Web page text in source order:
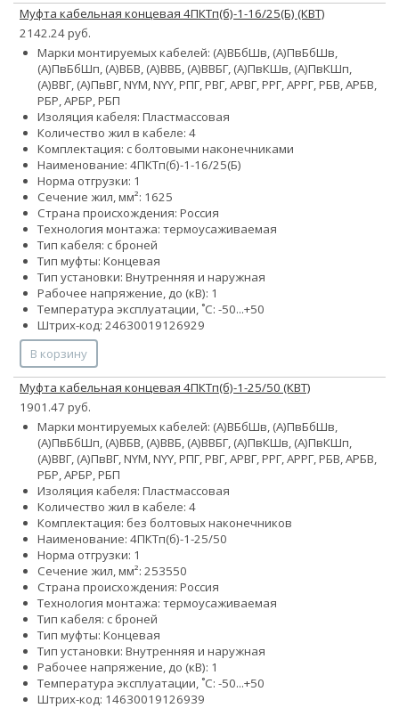
Муфта кабельная концевая 4ПКТп(б)-1-16/25(Б) (КВТ)
2142.24 руб.
Марки монтируемых кабелей: (А)ВБбШв, (А)ПвБбШв,
(А)ПвБбШп, (А)ВБВ, (А)ВВБ, (А)ВВБГ, (А)ПвКШв, (А)ПвКШп,
(А)ВВГ, (А)ПвВГ, NYM, NYY, РПГ, РВГ, АРВГ, РРГ, АРРГ, РБВ, АРБВ,
РБР, АРБР, РБП
Изоляция кабеля: Пластмассовая
Количество жил в кабеле: 4
Комплектация: с болтовыми наконечниками
Наименование: 4ПКТп(б)-1-16/25(Б)
Норма отгрузки: 1
Сечение жил, мм²: 1625
Страна происхождения: Россия
Технология монтажа: термоусаживаемая
Тип кабеля: с броней
Тип муфты: Концевая
Тип установки: Внутренняя и наружная
Рабочее напряжение, до (кВ): 1
Температура эксплуатации, ˚С: -50...+50
Штрих-код: 24630019126929
В корзину
Муфта кабельная концевая 4ПКТп(б)-1-25/50 (КВТ)
1901.47 руб.
Марки монтируемых кабелей: (А)ВБбШв, (А)ПвБбШв,
(А)ПвБбШп, (А)ВБВ, (А)ВВБ, (А)ВВБГ, (А)ПвКШв, (А)ПвКШп,
(А)ВВГ, (А)ПвВГ, NYM, NYY, РПГ, РВГ, АРВГ, РРГ, АРРГ, РБВ, АРБВ,
РБР, АРБР, РБП
Изоляция кабеля: Пластмассовая
Количество жил в кабеле: 4
Комплектация: без болтовых наконечников
Наименование: 4ПКТп(б)-1-25/50
Норма отгрузки: 1
Сечение жил, мм²: 253550
Страна происхождения: Россия
Технология монтажа: термоусаживаемая
Тип кабеля: с броней
Тип муфты: Концевая
Тип установки: Внутренняя и наружная
Рабочее напряжение, до (кВ): 1
Температура эксплуатации, ˚С: -50...+50
Штрих-код: 14630019126939